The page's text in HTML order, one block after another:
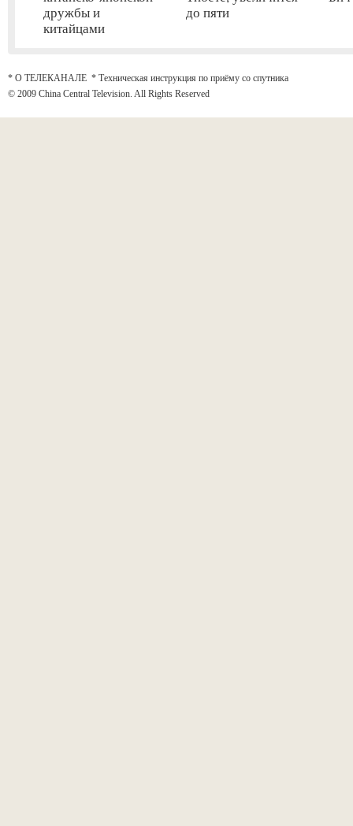
дружбы и
китайцами
до пяти
* О ТЕЛЕКАНАЛЕ * Техническая инструкция по приёму со спутника
© 2009 China Central Television. All Rights Reserved